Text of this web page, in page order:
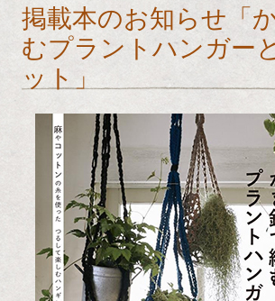
ン
へ
ス
ッ
プ
掲載本のお知らせ「
むプラントハンガー
ット」